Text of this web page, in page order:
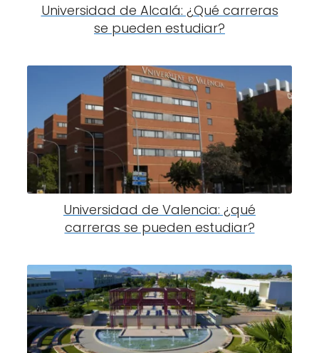
Universidad de Alcalá: ¿Qué carreras
se pueden estudiar?
Universidad de Valencia: ¿qué
carreras se pueden estudiar?